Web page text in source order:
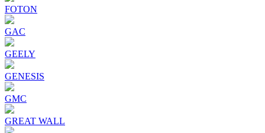
FOTON
GAC
GEELY
GENESIS
GMC
GREAT WALL